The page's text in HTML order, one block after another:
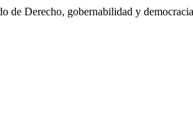
de Derecho, gobernabilidad y